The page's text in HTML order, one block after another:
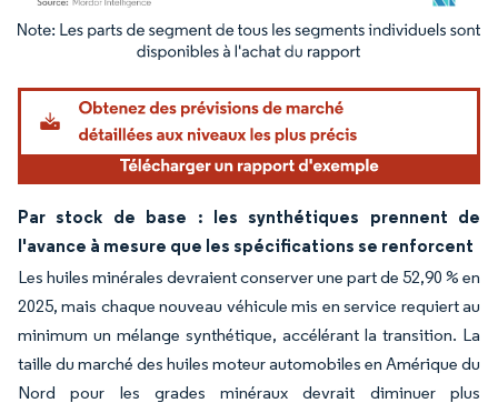
Image © Mordor Intelligence. La réutilisation nécessite une attribution sous CC BY
Par stock de base : les synthétiques prennent de
l'avance à mesure que les spécifications se renforcent
Les huiles minérales devraient conserver une part de 52,90 % en
2025, mais chaque nouveau véhicule mis en service requiert au
minimum un mélange synthétique, accélérant la transition. La
taille du marché des huiles moteur automobiles en Amérique du
Nord pour les grades minéraux devrait diminuer plus